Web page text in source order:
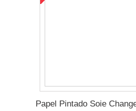
Papel Pintado Soie